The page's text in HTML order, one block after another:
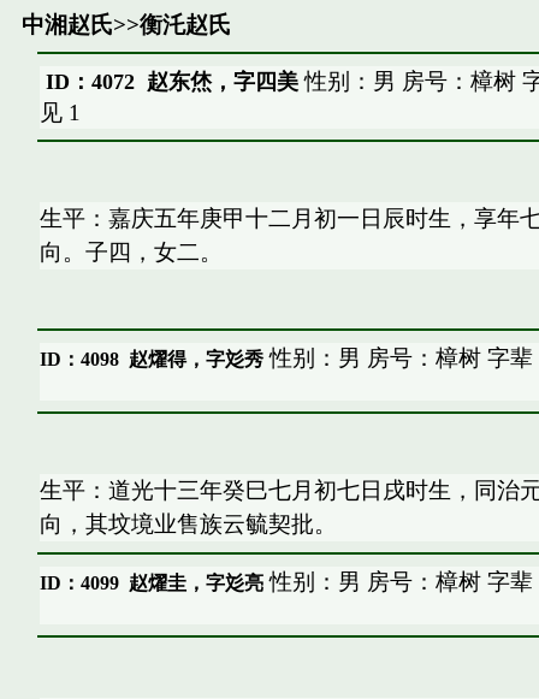
中湘赵氏>>衡汑赵氏
ID：4072 赵东烋，字四美性别：男 房号：樟树
见 1
生平：嘉庆五年庚甲十二月初一日辰时生，享年
向。子四，女二。
ID：4098 赵燿得，字彣秀性别：男 房号：樟树 字辈
生平：道光十三年癸巳七月初七日戌时生，同治
向，其坟境业售族云毓契批。
ID：4099 赵燿圭，字彣亮性别：男 房号：樟树 字辈